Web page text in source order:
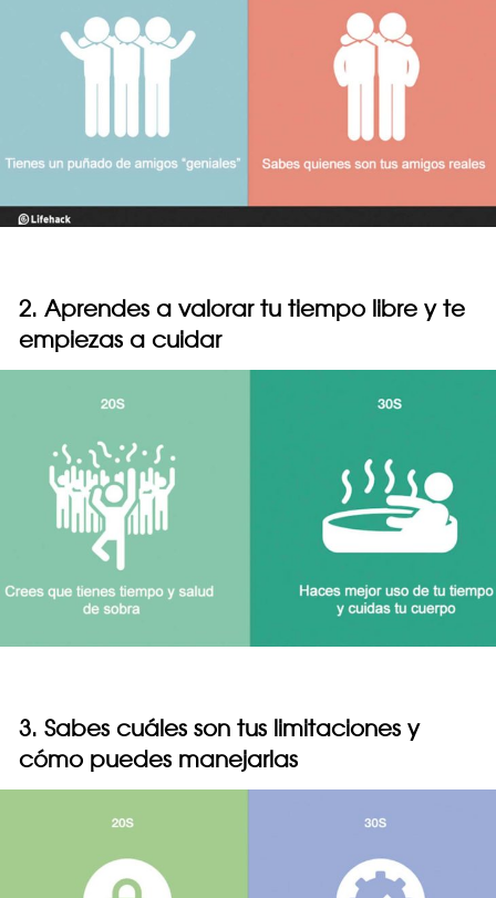
2. Aprendes a valorar tu tiempo libre y te
empiezas a cuidar
3. Sabes cuáles son tus limitaciones y
cómo puedes manejarlas